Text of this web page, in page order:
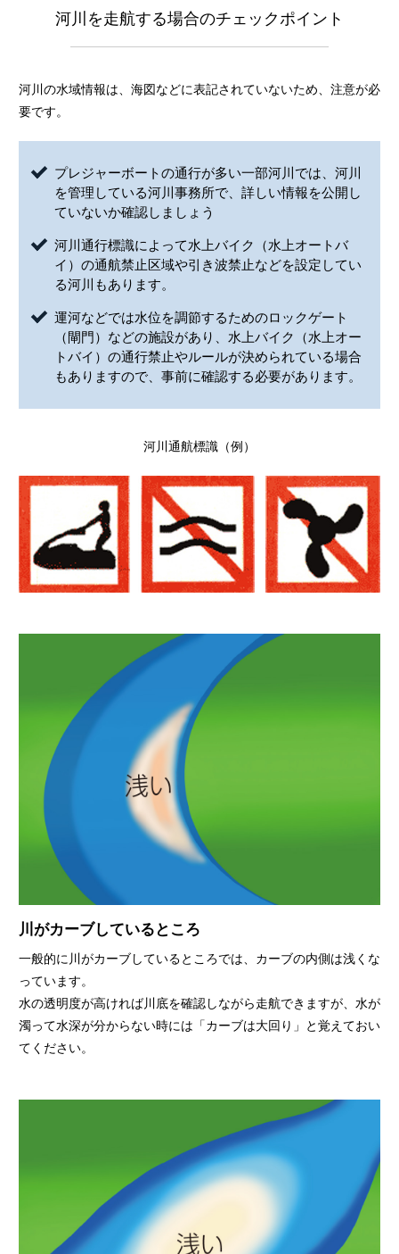
河川を走航する場合のチェックポイント
河川の水域情報は、海図などに表記されていないため、注意が必
要です。
プレジャーボートの通行が多い一部河川では、河川
を管理している河川事務所で、詳しい情報を公開し
ていないか確認しましょう
河川通行標識によって水上バイク（水上オートバ
イ）の通航禁止区域や引き波禁止などを設定してい
る河川もあります。
運河などでは水位を調節するためのロックゲート
（閘門）などの施設があり、水上バイク（水上オー
トバイ）の通行禁止やルールが決められている場合
もありますので、事前に確認する必要があります。
河川通航標識（例）
川がカーブしているところ
一般的に川がカーブしているところでは、カーブの内側は浅くな
っています。
水の透明度が高ければ川底を確認しながら走航できますが、水が
濁って水深が分からない時には「カーブは大回り」と覚えておい
てください。